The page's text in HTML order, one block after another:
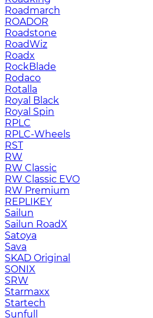
Roadmarch
ROADOR
Roadstone
RoadWiz
Roadx
RockBlade
Rodaco
Rotalla
Royal Black
Royal Spin
RPLC
RPLC-Wheels
RST
RW
RW Classic
RW Classic EVO
RW Premium
RЕPLIKEY
Sailun
Sailun RoadX
Satoya
Sava
SKAD Original
SONIX
SRW
Starmaxx
Startech
Sunfull